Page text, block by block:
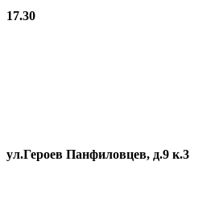
17.30
ул.Героев Панфиловцев, д.9 к.3